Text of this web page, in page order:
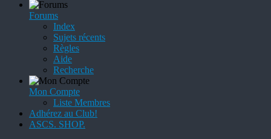
Forums
Index
Sujets récents
Règles
Aide
Recherche
Mon Compte
Liste Membres
Adhérez au Club!
ASCS. SHOP.